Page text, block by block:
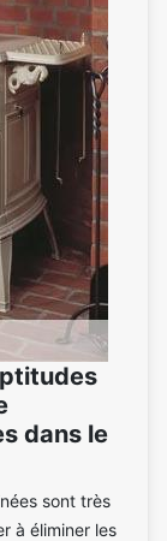
dans le
sont très
à éliminer les